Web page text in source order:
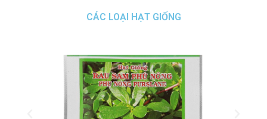
CÁC LOẠI HẠT GIỐNG